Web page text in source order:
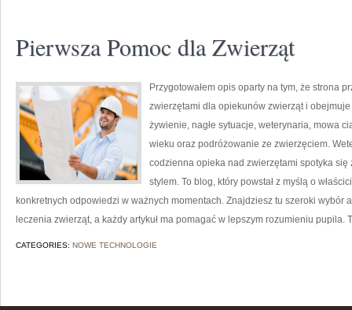
Pierwsza Pomoc dla Zwierząt
Przygotowałem opis oparty na tym, że strona
zwierzętami dla opiekunów zwierząt i
żywienie, nagłe sytuacje, weterynaria, mowa
wieku oraz podróżowanie ze zwierzęciem.
codzienna opieka nad zwierzętami spotyka
stylem. To blog, który powstał z myślą o
konkretnych odpowiedzi w ważnych momentach. Znajdziesz tu szeroki wybór
leczenia zwierząt, a każdy artykuł ma pomagać w lepszym rozumieniu pupila.
CATEGORIES: NOWE TECHNOLOGIE